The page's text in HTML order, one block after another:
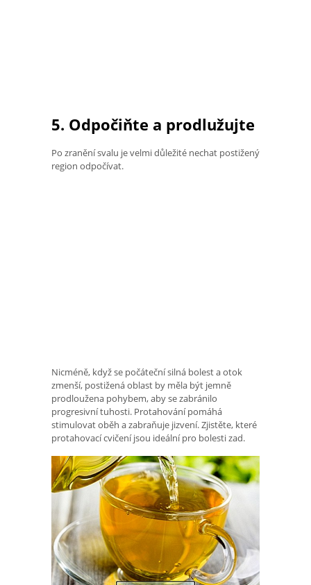
5. Odpočiňte a prodlužujte
Po zranění svalu je velmi důležité nechat postižený
region odpočívat.
Nicméně, když se počáteční silná bolest a otok
zmenší, postižená oblast by měla být jemně
prodloužena pohybem, aby se zabránilo
progresivní tuhosti. Protahování pomáhá
stimulovat oběh a zabraňuje jizvení. Zjistěte, které
protahovací cvičení jsou ideální pro bolesti zad.